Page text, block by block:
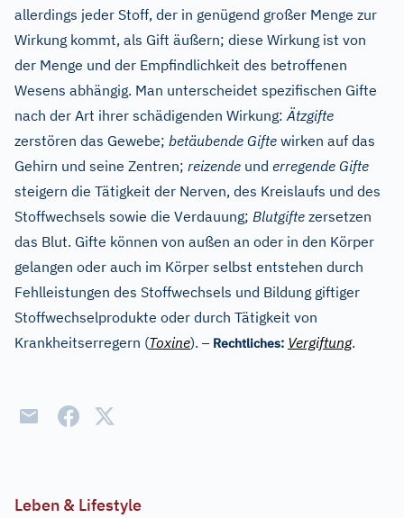
allerdings jeder Stoff, der in genügend großer Menge zur
Wirkung kommt, als Gift äußern; diese Wirkung ist von
der Menge und der Empfindlichkeit des betroffenen
Wesens abhängig. Man unterscheidet spezifischen Gifte
nach der Art ihrer schädigenden Wirkung:Ätzgifte
zerstören das Gewebe; betäubende Gifte wirken auf das
Gehirn und seine Zentren; reizende und erregende Gifte
steigern die Tätigkeit der Nerven, des Kreislaufs und des
Stoffwechsels sowie die Verdauung; Blutgifte zersetzen
das Blut. Gifte können von außen an oder in den Körper
gelangen oder auch im Körper selbst entstehen durch
Fehlleistungen des Stoffwechsels und Bildung giftiger
Stoffwechselprodukte oder durch Tätigkeit von
Krankheitserregern (Toxine).– Rechtliches: Vergiftung.
Leben & Lifestyle